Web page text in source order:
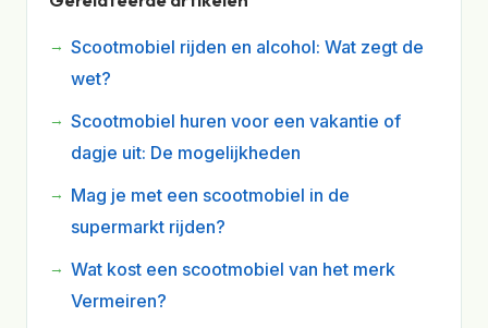
Scootmobiel rijden en alcohol: Wat zegt de
wet?
Scootmobiel huren voor een vakantie of
dagje uit: De mogelijkheden
Mag je met een scootmobiel in de
supermarkt rijden?
Wat kost een scootmobiel van het merk
Vermeiren?